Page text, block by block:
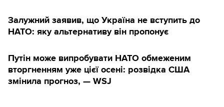
Залужний заявив, що Україна не вступить до
НАТО: яку альтернативу він пропонує
Путін може випробувати НАТО обмеженим
вторгненням уже цієї осені: розвідка США
змінила прогноз, — WSJ